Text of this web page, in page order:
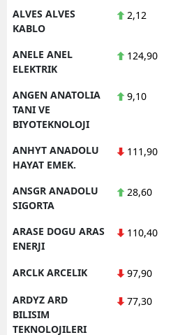
ALVES ALVES
KABLO
2,12
ANELE ANEL
ELEKTRIK
124,90
ANGEN ANATOLIA
TANI VE
BIYOTEKNOLOJI
9,10
ANHYT ANADOLU
HAYAT EMEK.
111,90
ANSGR ANADOLU
SIGORTA
28,60
ARASE DOGU ARAS
ENERJI
110,40
ARCLK ARCELIK 97,90
ARDYZ ARD
BILISIM
TEKNOLOJILERI
77,30